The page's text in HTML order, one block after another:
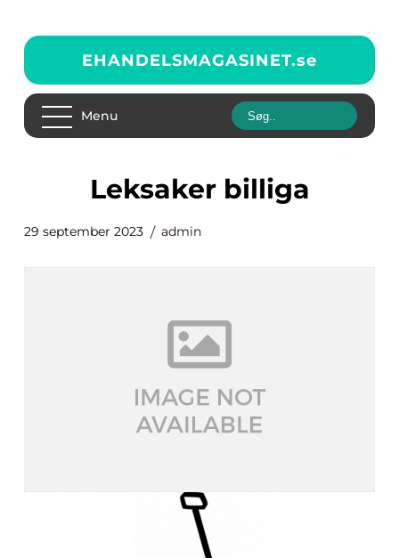
EHANDELSMAGASINET.se
Menu
leksaker billiga
29 september 2023 admin